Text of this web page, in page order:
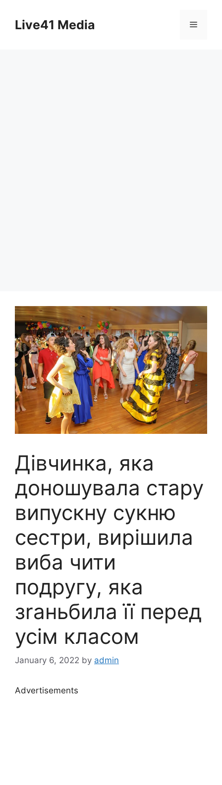
contentLive41 Media Menu
Дівчинка, яка
доношувала стару
випускну сукню
сестри, вирішила
виба чити
подругу, яка
зrаньбила її перед
усім класом
January 6, 2022 by admin
Advertisements